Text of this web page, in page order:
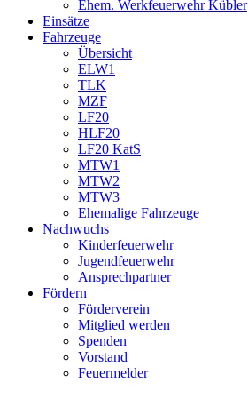
Ehem. Werkfeuerwehr Kübler
Einsätze
Fahrzeuge
Übersicht
ELW1
TLK
MZF
LF20
HLF20
LF20 KatS
MTW1
MTW2
MTW3
Ehemalige Fahrzeuge
Nachwuchs
Kinderfeuerwehr
Jugendfeuerwehr
Ansprechpartner
Fördern
Förderverein
Mitglied werden
Spenden
Vorstand
Feuermelder